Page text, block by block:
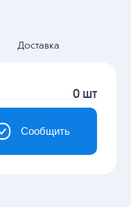
Доставка
0 шт
Сообщить